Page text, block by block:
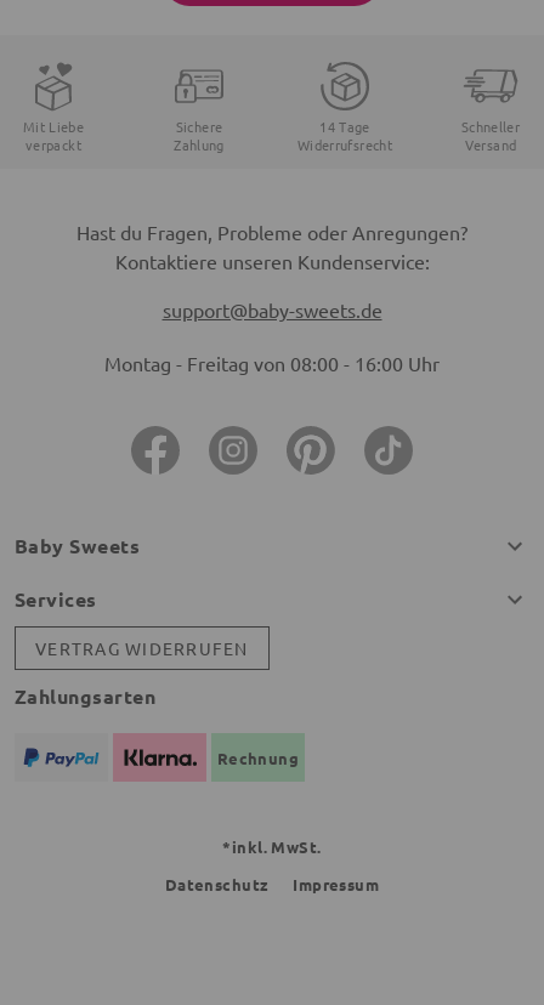
Mit Liebe
verpackt
Sichere
Zahlung
14 Tage
Widerrufsrecht
Schneller
Versand
Hast du Fragen, Probleme oder Anregungen?
Kontaktiere unseren Kundenservice:
support@baby-sweets.de
Montag - Freitag von 08:00 - 16:00 Uhr
Baby Sweets
Services
VERTRAG WIDERRUFEN
Zahlungsarten
Rechnung
*inkl. MwSt.
Datenschutz
Impressum